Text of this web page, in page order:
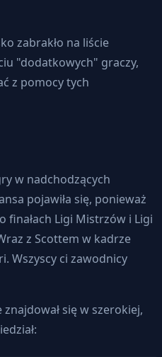
zabrakło na liście
"dodatkowych" graczy,
z pomocy tych
w nadchodzących
pojawiła się, ponieważ
finałach Ligi Mistrzów i Ligi
z Scottem w kadrze
Wszyscy ci zawodnicy
się w szerokiej,